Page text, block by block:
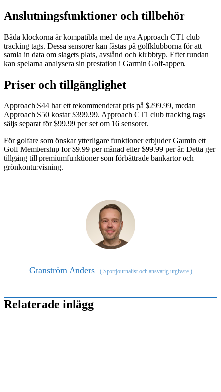
Anslutningsfunktioner och tillbehör
Båda klockorna är kompatibla med de nya Approach CT1 club
tracking tags. Dessa sensorer kan fästas på golfklubborna för att
samla in data om slagets plats, avstånd och klubbtyp. Efter rundan
kan spelarna analysera sin prestation i Garmin Golf-appen.
Priser och tillgänglighet
Approach S44 har ett rekommenderat pris på $299.99, medan
Approach S50 kostar $399.99. Approach CT1 club tracking tags
säljs separat för $99.99 per set om 16 sensorer.
För golfare som önskar ytterligare funktioner erbjuder Garmin ett
Golf Membership för $9.99 per månad eller $99.99 per år. Detta ger
tillgång till premiumfunktioner som förbättrade bankartor och
grönkonturvisning.
Granström Anders (Sportjournalist och ansvarig utgivare )
Relaterade inlägg